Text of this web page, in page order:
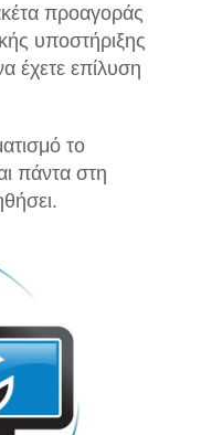
προαγοράς
υποστήριξης
έχετε επίλυση
το
πάντα στη